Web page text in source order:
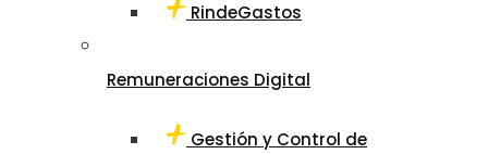
RindeGastos
Remuneraciones Digital
Gestión y Control de